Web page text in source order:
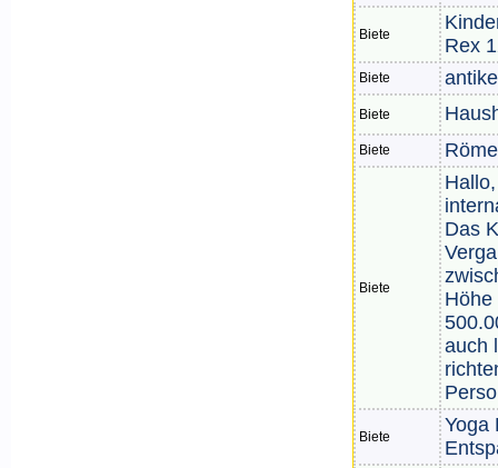
Biete
Rex
Biete
Biete
Biete
Biete
Das
Höhe
auch
Biete
Yoga